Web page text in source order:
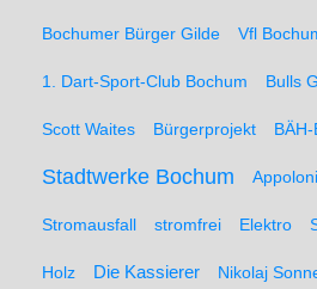
Bochumer Bürger Gilde Vfl
1. Dart-Sport-Club Bochum Bulls
Scott Waites Bürgerprojekt
Stadtwerke Bochum
Stromausfall stromfrei Elektro
Holz Die Kassierer Nikolaj